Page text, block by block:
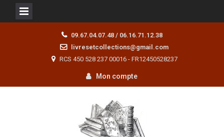
09.67.04.07.48 / 06.16.71.12.38
livresetcollections@gmail.com
RCS 450 528 237 00016 - FR12450528237
Mon compte